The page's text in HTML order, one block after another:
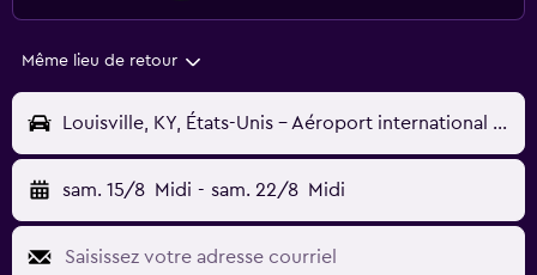
Même lieu de retour
Louisville, KY, États-Unis - Aéroport international de Louisville (SDF)
sam. 15/8 Midi - sam. 22/8 Midi